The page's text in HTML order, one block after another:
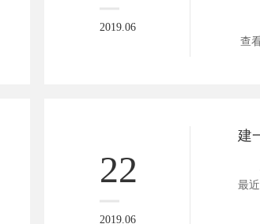
2019.06
查
22
2019.06
建
建
最